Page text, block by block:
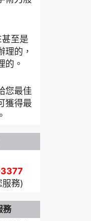
至是
理的，
的。
您最佳
獲得最
務)
務